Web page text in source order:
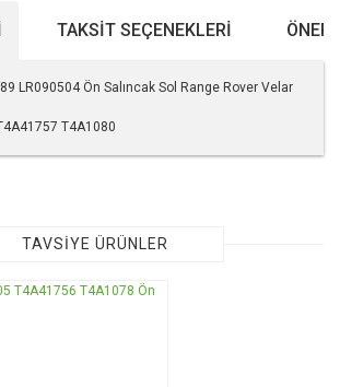
TAKSIT SEÇENEKLERI
LR090504 Ön Salıncak Sol Range Rover Velar
T4A1080
için teşekkür ederiz.
bozuk veya görüntülenemiyor.
TAVSİYE ÜRÜNLER